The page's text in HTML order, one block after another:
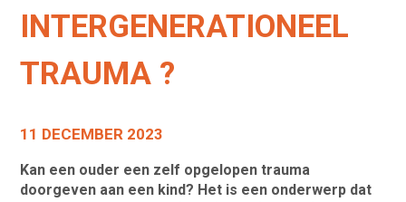
INTERGENERATIONEEL
TRAUMA ?
11 DECEMBER 2023
Kan een ouder een zelf opgelopen trauma
doorgeven aan een kind? Het is een onderwerp dat